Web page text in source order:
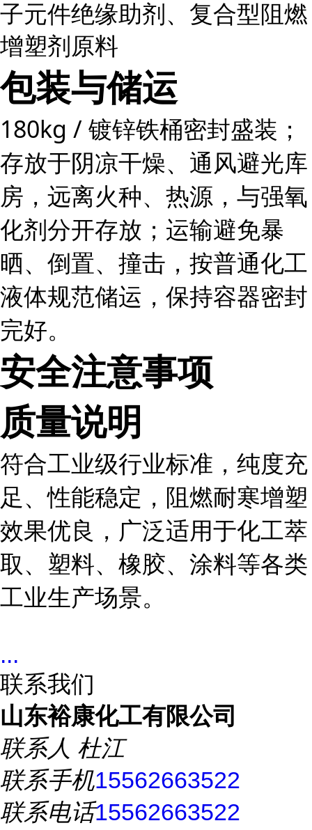
子元件绝缘助剂、复合型阻燃
增塑剂原料
包装与储运
180kg / 镀锌铁桶密封盛装；
存放于阴凉干燥、通风避光库
房，远离火种、热源，与强氧
化剂分开存放；运输避免暴
晒、倒置、撞击，按普通化工
液体规范储运，保持容器密封
完好。
安全注意事项
质量说明
符合工业级行业标准，纯度充
足、性能稳定，阻燃耐寒增塑
效果优良，广泛适用于化工萃
取、塑料、橡胶、涂料等各类
工业生产场景。
...
联系我们
山东裕康化工有限公司
联系人 杜江
联系手机15562663522
联系电话15562663522